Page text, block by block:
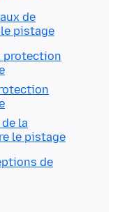
de
pistage
protection
la
le pistage
de